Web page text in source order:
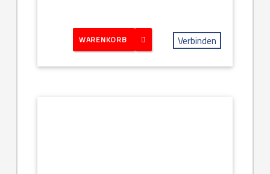
WARENKORB Verbinden